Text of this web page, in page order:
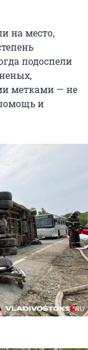
на место,
подоспели
метками — не
и